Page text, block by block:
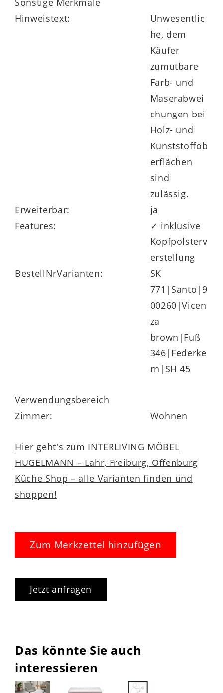
Sonstige Merkmale
Hinweistext:
Unwesentlic
he, dem
Käufer
zumutbare
Farb- und
Maserabwei
chungen bei
Holz- und
Kunststoffob
erflächen
sind
zulässig.
Erweiterbar:
ja
Features:
✓ inklusive
Kopfpolsterv
erstellung
BestellNrVarianten:
SK
771|Santo|9
00260|Vicen
za
brown|Fuß
346|Federke
rn|SH 45
Verwendungsbereich
Zimmer:
Wohnen
Hier geht's zum INTERLIVING MÖBEL
HUGELMANN – Lahr, Freiburg, Offenburg
Küche Shop – alle Varianten finden und
shoppen!
Zum Merkzettel hinzufügen
Jetzt anfragen
Das könnte Sie auch
interessieren